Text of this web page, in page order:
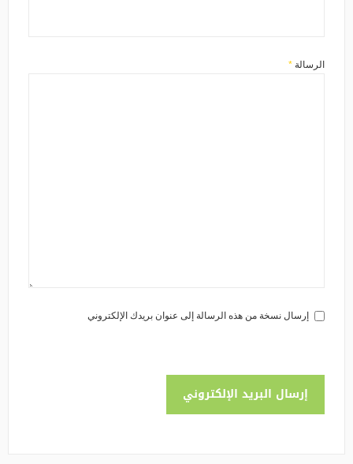
الرسالة *
إرسال نسخة من هذه الرسالة إلى عنوان بريدك الإلكتروني
إرسال البريد الإلكتروني